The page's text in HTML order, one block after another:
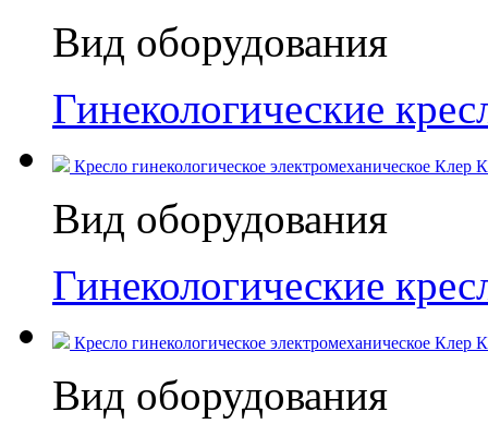
Вид оборудования
Гинекологические
Кресло гинекологическое электромеханическое
Вид оборудования
Гинекологические
Кресло гинекологическое электромеханическое
Вид оборудования